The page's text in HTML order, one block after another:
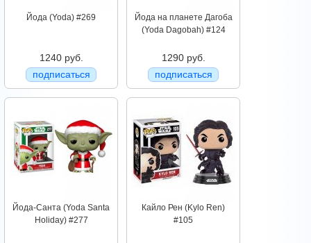
Йода (Yoda) #269
1240 руб.
подписаться
Йода на планете Дагоба
(Yoda Dagobah) #124
1290 руб.
подписаться
Йода-Санта (Yoda Santa
Holiday) #277
Кайло Рен (Kylo Ren)
#105